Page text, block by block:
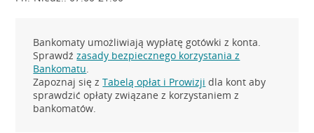
Bankomaty umożliwiają wypłatę gotówki z konta.
Sprawdźzasady bezpiecznego korzystania z
Bankomatu.
Zapoznaj się zTabelą opłat i Prowizji dla kont aby
sprawdzić opłaty związane z korzystaniem z
bankomatów.